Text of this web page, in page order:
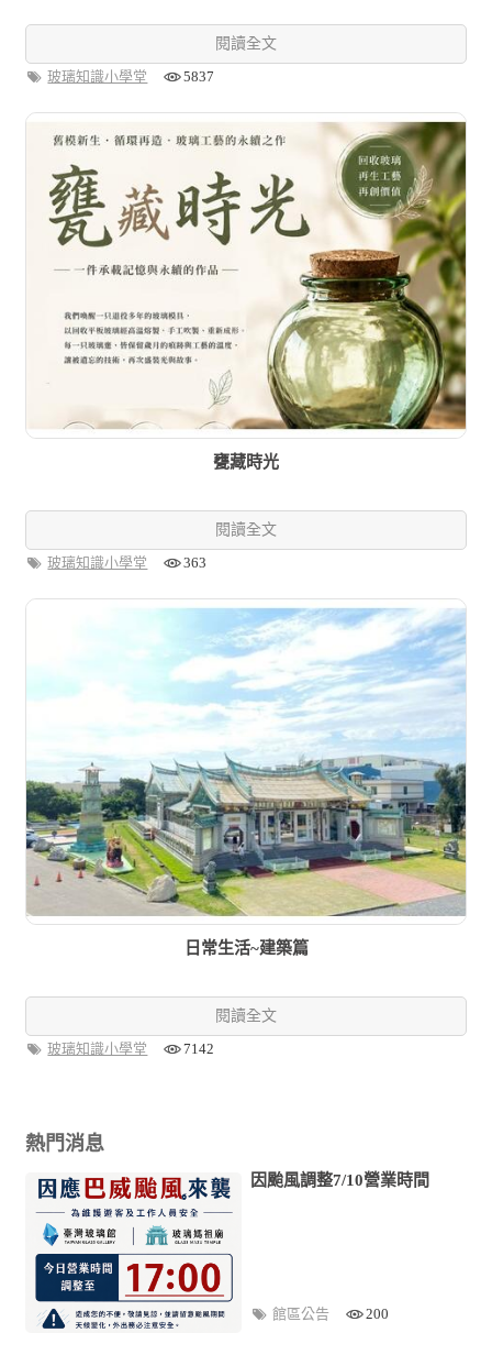
閱讀全文
玻璃知識小學堂
5837
甕藏時光
閱讀全文
玻璃知識小學堂
363
日常生活~建築篇
閱讀全文
玻璃知識小學堂
7142
熱門消息
因颱風調整7/10營業時間
館區公告 200